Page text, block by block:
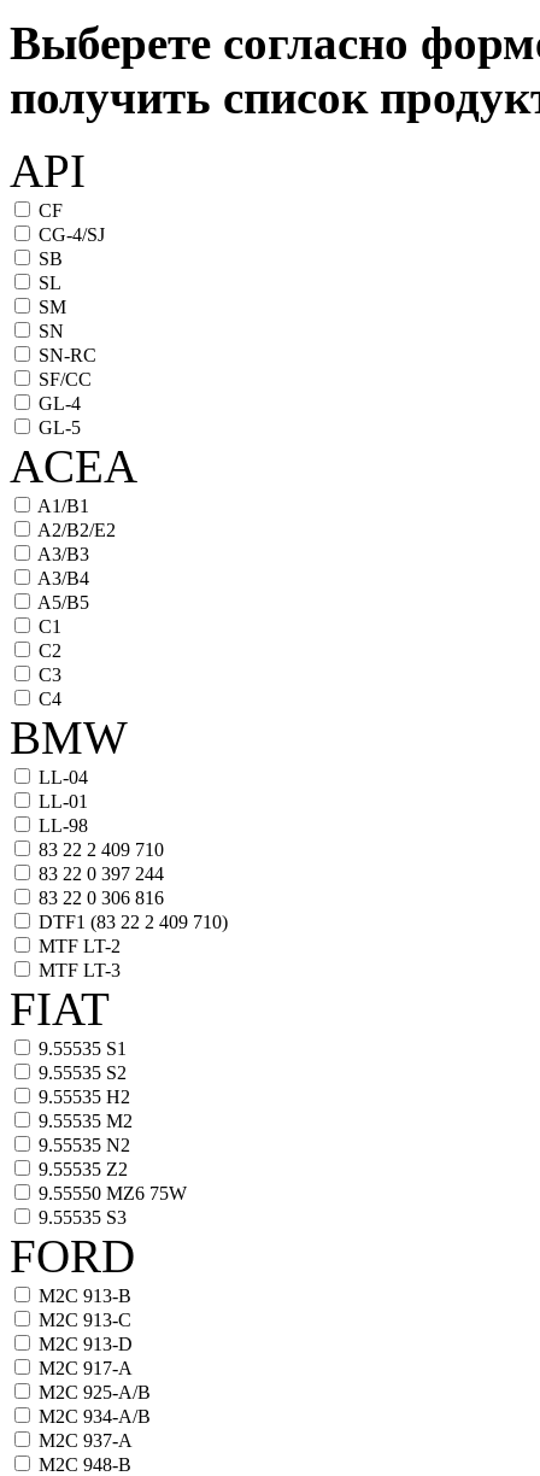
Выберете согласно
получить список
API
CF
CG-4/SJ
SB
SL
SM
SN
SN-RC
SF/CC
GL-4
GL-5
ACEA
A1/B1
A2/B2/E2
A3/B3
A3/B4
A5/B5
C1
C2
C3
C4
BMW
LL-04
LL-01
LL-98
83 22 2 409 710
83 22 0 397 244
83 22 0 306 816
DTF1 (83 22 2 409 710)
MTF LT-2
MTF LT-3
FIAT
9.55535 S1
9.55535 S2
9.55535 H2
9.55535 M2
9.55535 N2
9.55535 Z2
9.55550 MZ6 75W
9.55535 S3
FORD
M2C 913-B
M2C 913-C
M2C 913-D
M2C 917-A
M2C 925-A/B
M2C 934-A/B
M2C 937-A
M2C 948-B